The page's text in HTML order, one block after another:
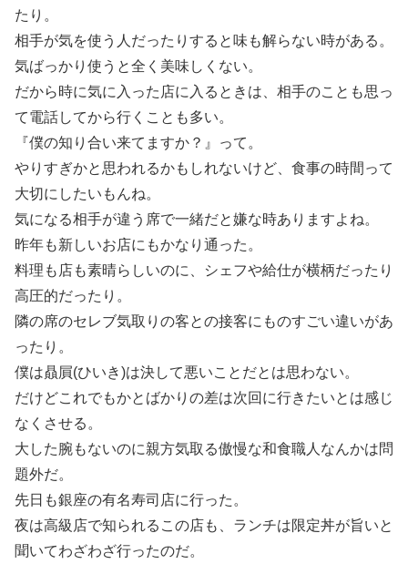
たり。
相手が気を使う人だったりすると味も解らない時がある。
気ばっかり使うと全く美味しくない。
だから時に気に入った店に入るときは、相手のことも思っ
て電話してから行くことも多い。
『僕の知り合い来てますか？』って。
やりすぎかと思われるかもしれないけど、食事の時間って
大切にしたいもんね。
気になる相手が違う席で一緒だと嫌な時ありますよね。
昨年も新しいお店にもかなり通った。
料理も店も素晴らしいのに、シェフや給仕が横柄だったり
高圧的だったり。
隣の席のセレブ気取りの客との接客にものすごい違いがあ
ったり。
僕は贔屓(ひいき)は決して悪いことだとは思わない。
だけどこれでもかとばかりの差は次回に行きたいとは感じ
なくさせる。
大した腕もないのに親方気取る傲慢な和食職人なんかは問
題外だ。
先日も銀座の有名寿司店に行った。
夜は高級店で知られるこの店も、ランチは限定丼が旨いと
聞いてわざわざ行ったのだ。